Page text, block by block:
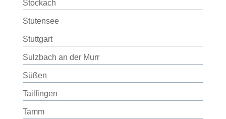
Stockach
Stutensee
Stuttgart
Sulzbach an der Murr
Süßen
Tailfingen
Tamm